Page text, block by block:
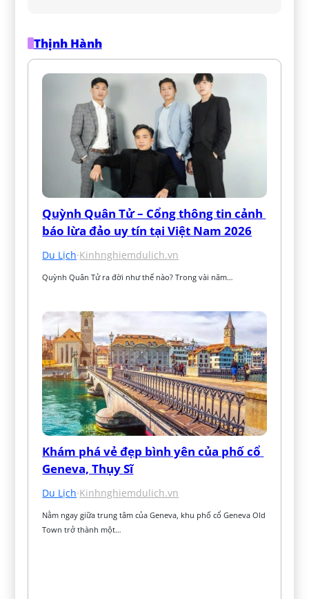
Thịnh Hành
Quỳnh Quân Tử – Cổng thông tin cảnh
báo lừa đảo uy tín tại Việt Nam 2026
Du Lịch·Kinhnghiemdulich.vn
Quỳnh Quân Tử ra đời như thế nào? Trong vài năm…
Khám phá vẻ đẹp bình yên của phố cổ
Geneva, Thụy Sĩ
Du Lịch·Kinhnghiemdulich.vn
Nằm ngay giữa trung tâm của Geneva, khu phố cổ Geneva Old
Town trở thành một…